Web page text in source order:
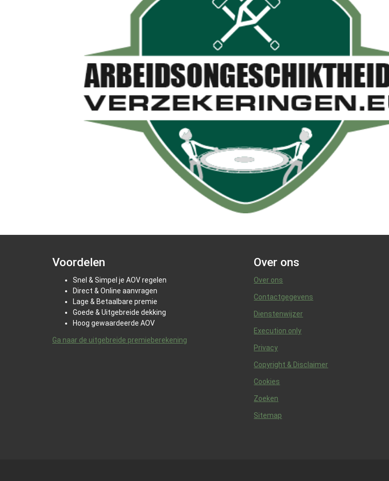
Voordelen
Snel & Simpel je AOV regelen
Direct & Online aanvragen
Lage & Betaalbare premie
Goede & Uitgebreide dekking
Hoog gewaardeerde AOV
Ga naar de uitgebreide premieberekening
Over ons
Over ons
Contactgegevens
Dienstenwijzer
Execution only
Privacy
Copyright & Disclaimer
Cookies
Zoeken
Sitemap